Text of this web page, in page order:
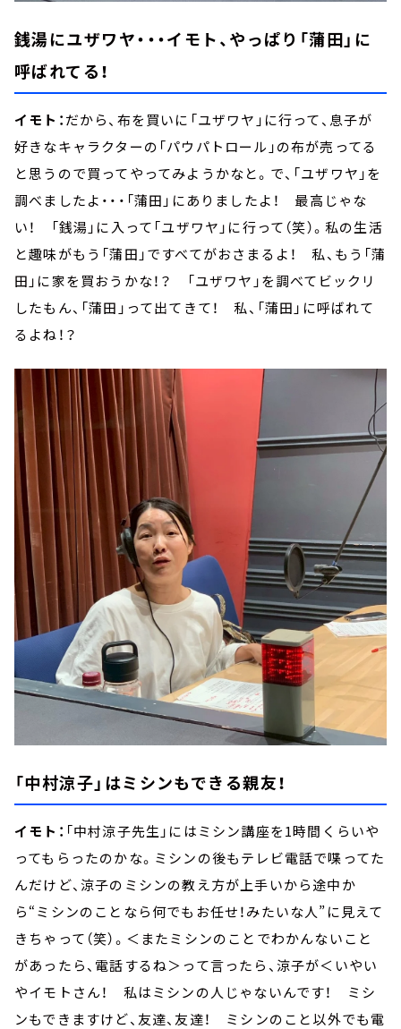
銭湯にユザワヤ・・・イモト、やっぱり「蒲田」に
呼ばれてる！
イモト：だから、布を買いに「ユザワヤ」に行って、息子が
好きなキャラクターの「パウパトロール」の布が売ってる
と思うので買ってやってみようかなと。で、「ユザワヤ」を
調べましたよ・・・「蒲田」にありましたよ！ 最高じゃな
い！ 「銭湯」に入って「ユザワヤ」に行って（笑）。私の生活
と趣味がもう「蒲田」ですべてがおさまるよ！ 私、もう「蒲
田」に家を買おうかな！？ 「ユザワヤ」を調べてビックリ
したもん、「蒲田」って出てきて！ 私、「蒲田」に呼ばれて
るよね！？
「中村涼子」はミシンもできる親友！
イモト： 「中村涼子先生」にはミシン講座を1時間くらいや
ってもらったのかな。ミシンの後もテレビ電話で喋ってた
んだけど、涼子のミシンの教え方が上手いから途中か
ら“ミシンのことなら何でもお任せ！みたいな人”に見えて
きちゃって（笑）。＜またミシンのことでわかんないこと
があったら、電話するね＞って言ったら、涼子が＜いやい
やイモトさん！ 私はミシンの人じゃないんです！ ミシ
ンもできますけど、友達、友達！ ミシンのこと以外でも電